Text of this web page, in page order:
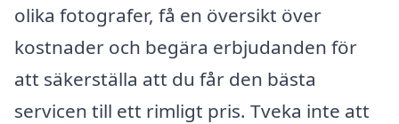
olika fotografer, få en översikt över
kostnader och begära erbjudanden för
att säkerställa att du får den bästa
servicen till ett rimligt pris. Tveka inte att